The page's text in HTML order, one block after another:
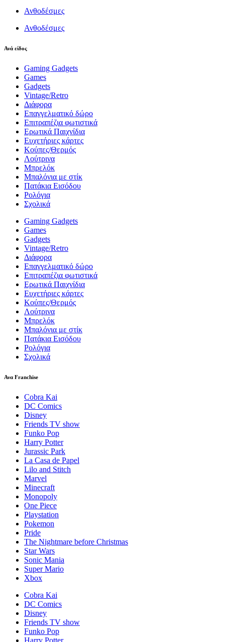
Ανθοδέσμες
Ανθοδέσμες
Ανά είδος
Gaming Gadgets
Games
Gadgets
Vintage/Retro
Διάφορα
Επαγγελματικό δώρο
Επιτραπέζια φωτιστικά
Ερωτικά Παιχνίδια
Ευχετήριες κάρτες
Κούπες/Θερμός
Λούτρινα
Μπρελόκ
Μπαλόνια με στίκ
Πατάκια Εισόδου
Ρολόγια
Σχολικά
Gaming Gadgets
Games
Gadgets
Vintage/Retro
Διάφορα
Επαγγελματικό δώρο
Επιτραπέζια φωτιστικά
Ερωτικά Παιχνίδια
Ευχετήριες κάρτες
Κούπες/Θερμός
Λούτρινα
Μπρελόκ
Μπαλόνια με στίκ
Πατάκια Εισόδου
Ρολόγια
Σχολικά
Ανα Franchise
Cobra Kai
DC Comics
Disney
Friends TV show
Funko Pop
Harry Potter
Jurassic Park
La Casa de Papel
Lilo and Stitch
Marvel
Minecraft
Monopoly
One Piece
Playstation
Pokemon
Pride
The Nightmare before Christmas
Star Wars
Sonic Mania
Super Mario
Xbox
Cobra Kai
DC Comics
Disney
Friends TV show
Funko Pop
Harry Potter